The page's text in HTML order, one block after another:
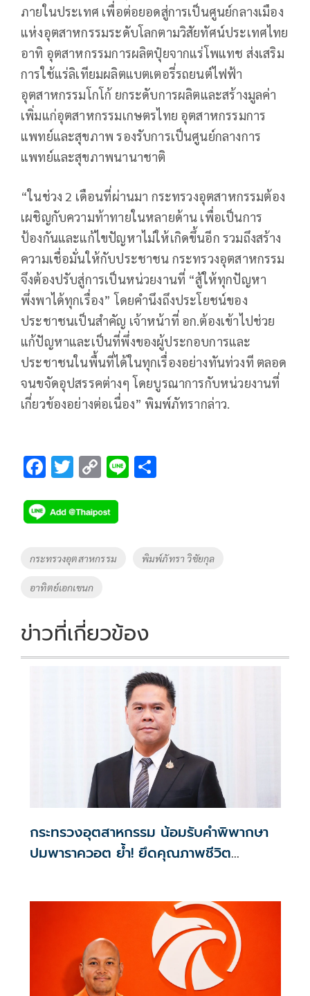
ภายในประเทศ เพื่อต่อยอดสู่การเป็นศูนย์กลางเมือง
แห่งอุตสาหกรรมระดับโลกตามวิสัยทัศน์ประเทศไทย
อาทิ อุตสาหกรรมการผลิตปุ๋ยจากแร่โพแทช ส่งเสริม
การใช้แร่ลิเทียมผลิตแบตเตอรี่รถยนต์ไฟฟ้า
อุตสาหกรรมโกโก้ ยกระดับการผลิตและสร้างมูลค่า
เพิ่มแก่อุตสาหกรรมเกษตรไทย อุตสาหกรรมการ
แพทย์และสุขภาพ รองรับการเป็นศูนย์กลางการ
แพทย์และสุขภาพนานาชาติ
“ในช่วง 2 เดือนที่ผ่านมา กระทรวงอุตสาหกรรมต้อง
เผชิญกับความท้าทายในหลายด้าน เพื่อเป็นการ
ป้องกันและแก้ไขปัญหาไม่ให้เกิดขึ้นอีก รวมถึงสร้าง
ความเชื่อมั่นให้กับประชาชน กระทรวงอุตสาหกรรม
จึงต้องปรับสู่การเป็นหน่วยงานที่ “สู้ให้ทุกปัญหา
พึ่งพาได้ทุกเรื่อง” โดยคำนึงถึงประโยชน์ของ
ประชาชนเป็นสำคัญ เจ้าหน้าที่ อก.ต้องเข้าไปช่วย
แก้ปัญหาและเป็นที่พึ่งของผู้ประกอบการและ
ประชาชนในพื้นที่ได้ในทุกเรื่องอย่างทันท่วงที ตลอด
จนขจัดอุปสรรคต่างๆ โดยบูรณาการกับหน่วยงานที่
เกี่ยวข้องอย่างต่อเนื่อง” พิมพ์ภัทรากล่าว.
F
e
b
o
o
k
T
tt
er
C
p
y
Li
Li
Tags
กระทรวงอุตสาหกรรม พิมพ์ภัทรา วิชัยกุล
อาทิตย์เอกเขนก
ข่าวที่เกี่ยวข้อง
กระทรวงอุตสาหกรรม น้อมรับคำพิพากษา
ปมพาราควอต ย้ำ! ยึดคุณภาพชีวิต